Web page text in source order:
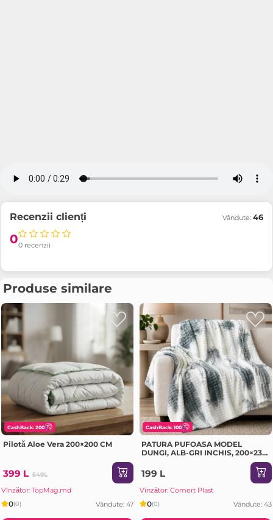
Recenzii clienți
00 recenzii
Vândute: 46
Produse similare
CashBack: 200
Pilotă Aloe Vera 200×200 CM
399 L 549L
Vînzător: TopMag.md
0(0) Vândute: 47
CashBack: 100
PATURA PUFOASA MODEL
DUNGI, ALB-GRI INCHIS, 200×230
199 L
Vînzător: Comert Plast
0(0) Vândute: 43